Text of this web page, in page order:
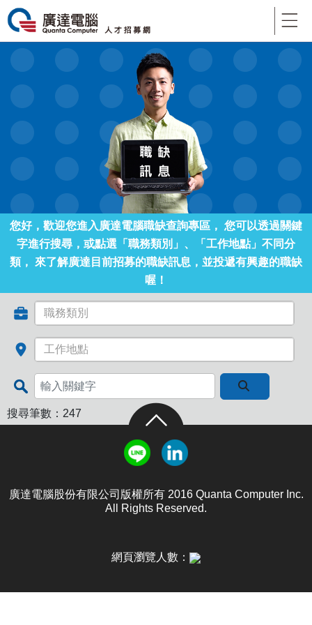
您好，歡迎您進入廣達電腦職缺查詢專區， 您可以透過關鍵
字進行搜尋，或點選「職務類別」、「工作地點」不同分
類，
來了解廣達目前招募的職缺訊息，並投遞有興趣的職缺
喔！
搜尋筆數：247
廣達電腦股份有限公司版權所有 2016 Quanta Computer Inc.
All Rights Reserved.
網頁瀏覽人數：